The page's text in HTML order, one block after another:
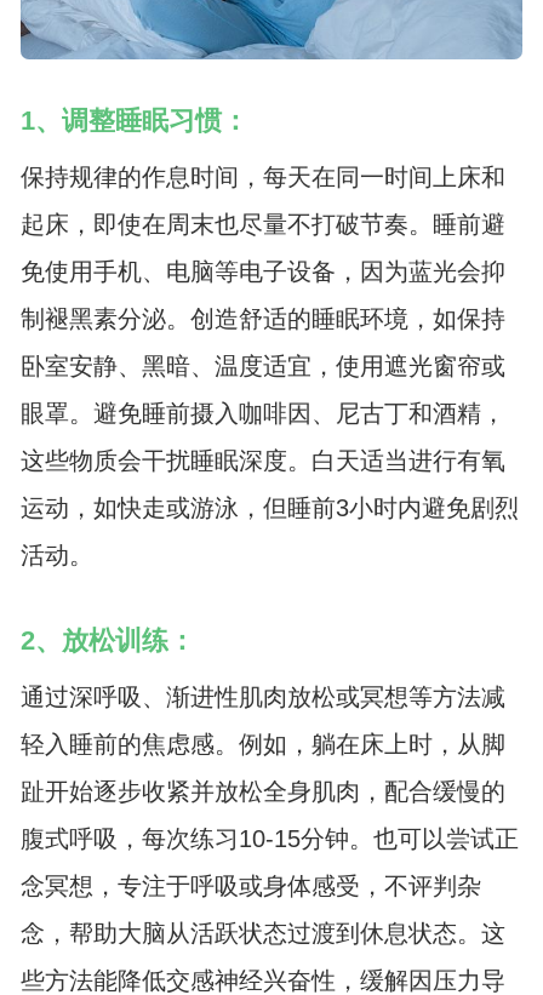
1、调整睡眠习惯：
保持规律的作息时间，每天在同一时间上床和
起床，即使在周末也尽量不打破节奏。睡前避
免使用手机、电脑等电子设备，因为蓝光会抑
制褪黑素分泌。创造舒适的睡眠环境，如保持
卧室安静、黑暗、温度适宜，使用遮光窗帘或
眼罩。避免睡前摄入咖啡因、尼古丁和酒精，
这些物质会干扰睡眠深度。白天适当进行有氧
运动，如快走或游泳，但睡前3小时内避免剧烈
活动。
2、放松训练：
通过深呼吸、渐进性肌肉放松或冥想等方法减
轻入睡前的焦虑感。例如，躺在床上时，从脚
趾开始逐步收紧并放松全身肌肉，配合缓慢的
腹式呼吸，每次练习10-15分钟。也可以尝试正
念冥想，专注于呼吸或身体感受，不评判杂
念，帮助大脑从活跃状态过渡到休息状态。这
些方法能降低交感神经兴奋性，缓解因压力导